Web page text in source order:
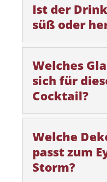
Ist der
süß oder
Welches
sich für
Cocktail?
Welche
passt zum
Storm?